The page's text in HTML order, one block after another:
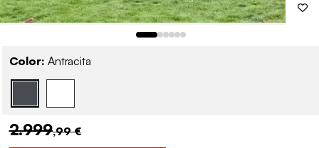
Color: Antracita
2.999,99 €